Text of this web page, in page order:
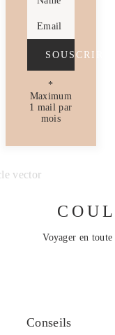
Email
SOUSCRIRE
*
Maximum
1 mail par
mois
Voyager en
Conseils